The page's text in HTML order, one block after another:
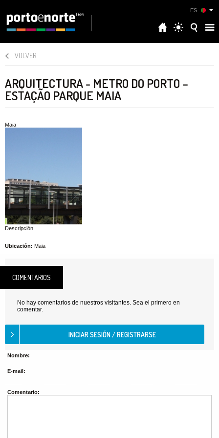
ES
VOLVER
ARQUITECTURA - METRO DO PORTO –
ESTAÇÃO PARQUE MAIA
Maia
Descripción
Ubicación: Maia
COMENTARIOS
No hay comentarios de nuestros visitantes. Sea el primero en
comentar.
Nombre:
E-mail:
Comentario: